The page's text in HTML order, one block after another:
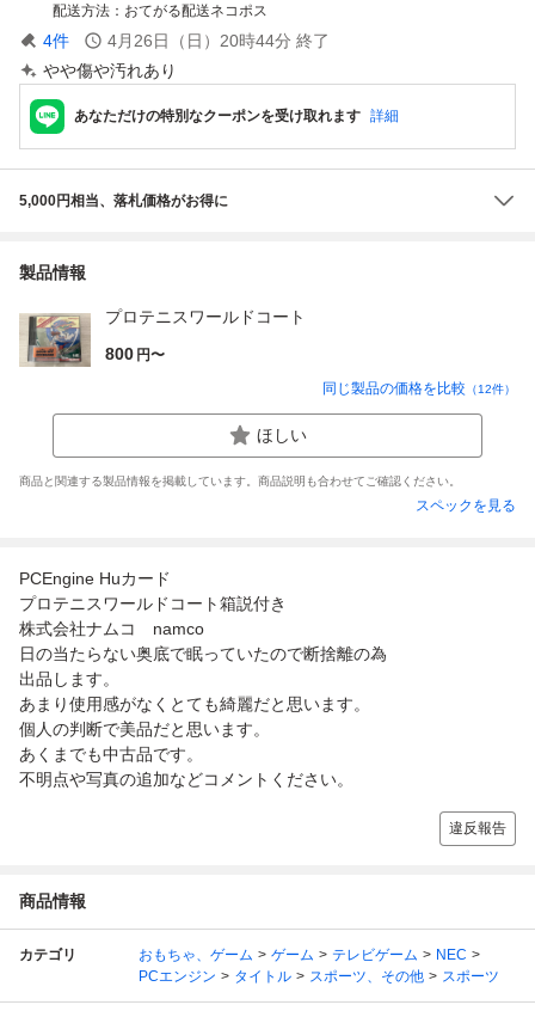
配送方法
おてがる配送ネコポス
4件 4月26日（日）20時44分 終了
やや傷や汚れあり
あなただけの特別なクーポンを受け取れます 詳細
5,000円相当、落札価格がお得に
製品情報
プロテニスワールドコート
800 円〜
同じ製品の価格を比較 （12件）
ほしい
商品と関連する製品情報を掲載しています。商品説明も合わせてご確認ください。
スペックを見る
PCEngine Huカード
プロテニスワールドコート箱説付き
株式会社ナムコ namco
日の当たらない奥底で眠っていたので断捨離の為
出品します。
あまり使用感がなくとても綺麗だと思います。
個人の判断で美品だと思います。
あくまでも中古品です。
不明点や写真の追加などコメントください。
違反報告
商品情報
カテゴリ おもちゃ、ゲーム ゲーム テレビゲーム
NEC
PCエンジン
タイトル スポーツ、その他 スポーツ